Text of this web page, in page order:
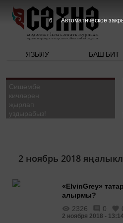
ЯЗЫЛУ БАШ БИТ
Сишәмбе
кичләрен
җырлап
уздырабыз!
2 ноябрь 2018
«ElvinGrey»
алырмы?
2326
0
2 ноября 2018 -
5 Автоматическое